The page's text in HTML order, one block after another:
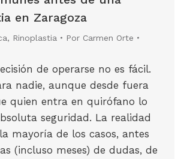
en Zaragoza
, Rinoplastia Por Carmen Orte
de operarse no es fácil.
nadie, aunque desde fuera
quien entra en quirófano lo
seguridad. La realidad
mayoría de los casos, antes
(incluso meses) de dudas, de